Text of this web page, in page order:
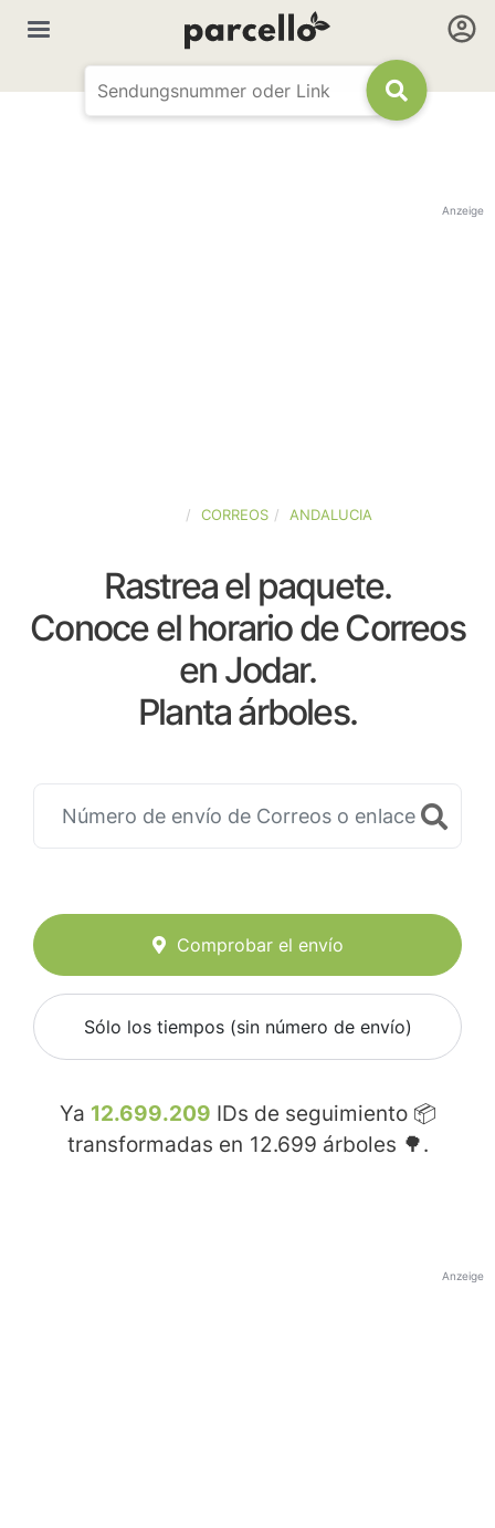
Anzeige
CORREOS ANDALUCIA
Rastrea el paquete.
Conoce el horario de Correos
en Jodar.
Planta árboles.
Comprobar el envío
Sólo los tiempos (sin número de envío)
Ya 12.699.209 IDs de seguimiento 📦
transformadas en 12.699 árboles 🌳.
Anzeige